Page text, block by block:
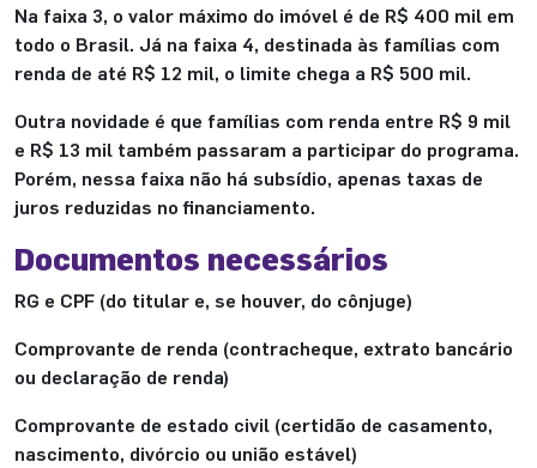
Na faixa 3, o valor máximo do imóvel é de R$ 400 mil em
todo o Brasil. Já na faixa 4, destinada às famílias com
renda de até R$ 12 mil, o limite chega a R$ 500 mil.
Outra novidade é que famílias com renda entre R$ 9 mil
e R$ 13 mil também passaram a participar do programa.
Porém, nessa faixa não há subsídio, apenas taxas de
juros reduzidas no financiamento.
Documentos necessários
RG e CPF (do titular e, se houver, do cônjuge)
Comprovante de renda (contracheque, extrato bancário
ou declaração de renda)
Comprovante de estado civil (certidão de casamento,
nascimento, divórcio ou união estável)